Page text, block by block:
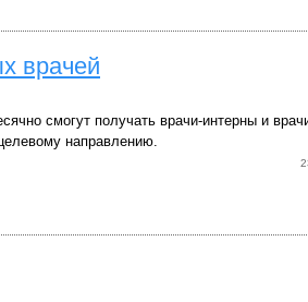
врачей
смогут получать врачи-интерны и
направлению.